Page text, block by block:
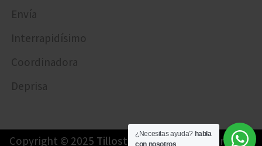
Envía
Interrapidísimo
Coordinadora
Deprisa
Copyright © 2025 Tillostore01. Todos los derechos
¿Necesitas ayuda? habla
con nosotros